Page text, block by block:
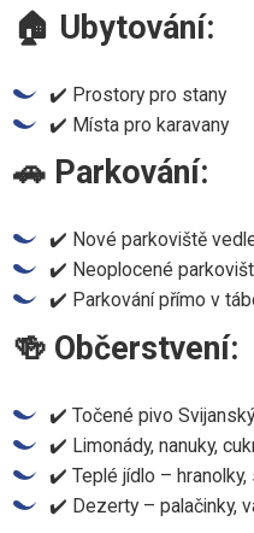
🏠 Ubytování:
✔️ Prostory pro stany
✔️ Místa pro karavany
🚗 Parkování:
✔️ Nové parkoviště
✔️ Neoplocené
✔️ Parkování přímo v
🍻 Občerstvení:
✔️ Točené pivo
✔️ Limonády, nanuky,
✔️ Teplé jídlo – hranolky,
✔️ Dezerty – palačinky,